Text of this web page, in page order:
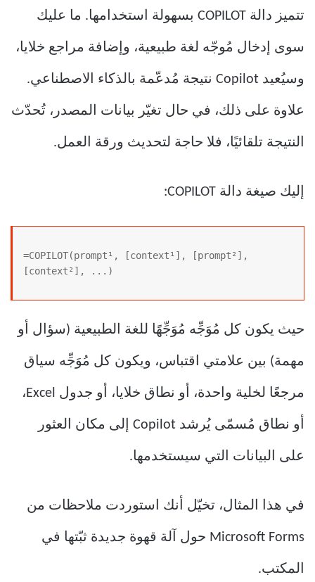
تتميز دالة COPILOT بسهولة استخدامها. ما عليك
سوى إدخال مُوجّه لغة طبيعية، وإضافة مراجع خلايا،
وسيُعيد Copilot نتيجة مُدعّمة بالذكاء الاصطناعي.
علاوة على ذلك، في حال تغيّر بيانات المصدر، تُحدّث
النتيجة تلقائيًا، فلا حاجة لتحديث ورقة العمل.
إليك صيغة دالة COPILOT:
=COPILOT(prompt¹, [context¹], [prompt²],
[context²], ...)
حيث يكون كل مُوَجِّه مُوَجِّهًا للغة الطبيعية (سؤال أو
مهمة) بين علامتي اقتباس، ويكون كل مُوَجِّه سياق
مرجعًا لخلية واحدة، أو نطاق خلايا، أو جدول Excel،
أو نطاق مُسمّى يُرشد Copilot إلى مكان العثور
على البيانات التي سيستخدمها.
في هذا المثال، تخيّل أنك استوردت ملاحظات من
Microsoft Forms حول آلة قهوة جديدة ثبّتها في
المكتب.